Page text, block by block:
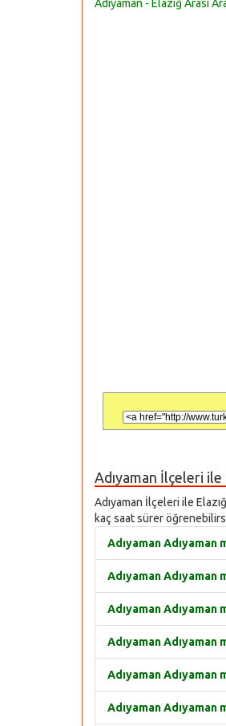
Adıyaman - Elazığ Arası
Adıyaman İlçeleri
Adıyaman İlçeleri ile
kaç saat sürer
Adıyaman Adıyaman
Adıyaman Adıyaman
Adıyaman Adıyaman
Adıyaman Adıyaman
Adıyaman Adıyaman
Adıyaman Adıyaman